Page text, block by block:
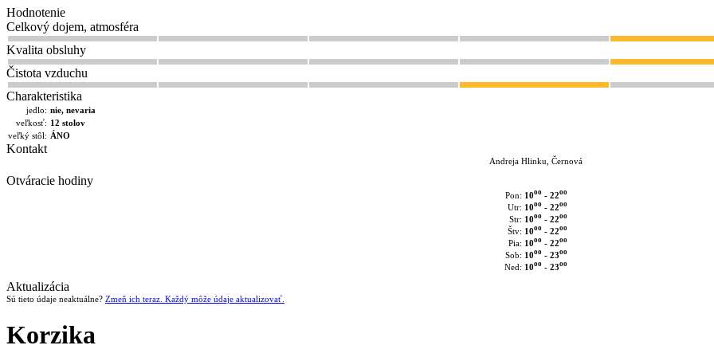
Hodnotenie
Celkový dojem, atmosféra
Kvalita obsluhy
Čistota vzduchu
Charakteristika
jedlo: nie, nevaria
veľkosť: 12 stolov
veľký stôl: ÁNO
Kontakt
Andreja Hlinku, Černová
Otváracie hodiny
Pon: 10oo- 22oo
Utr: 10oo- 22oo
Str: 10oo- 22oo
Štv: 10oo- 22oo
Pia: 10oo- 22oo
Sob: 10oo- 23oo
Ned: 10oo- 23oo
Aktualizácia
Sú tieto údaje neaktuálne? Zmeň ich teraz. Každý môže údaje aktualizovať.
Korzika